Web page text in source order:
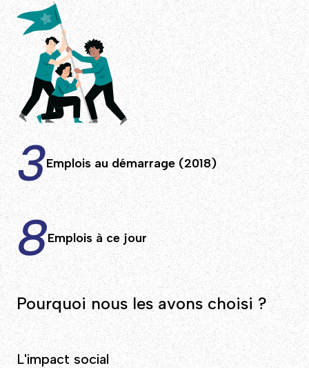
3Emplois au démarrage (2018)
8Emplois à ce jour
Pourquoi nous les avons choisi ?
L'impact social